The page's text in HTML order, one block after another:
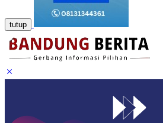
tutup